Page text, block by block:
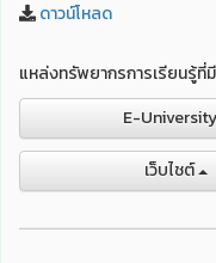
ดาวน์โหลด
แหล่งทรัพยากรการเรียน
E-University
เว็บไชต์